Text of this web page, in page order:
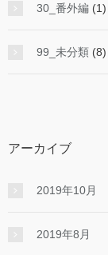
30_番外編 (1)
99_未分類 (8)
アーカイブ
2019年10月
2019年8月